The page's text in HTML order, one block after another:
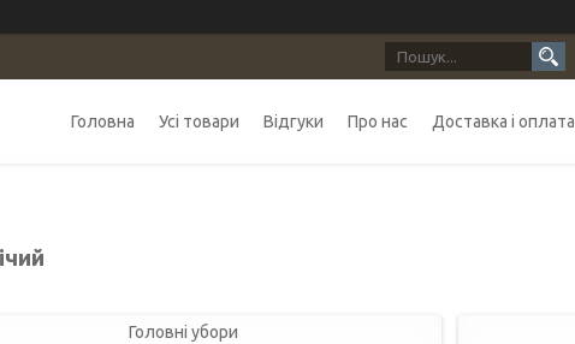
Головна Усі товари Відгуки Про нас Доставка і оплата
Головні убори